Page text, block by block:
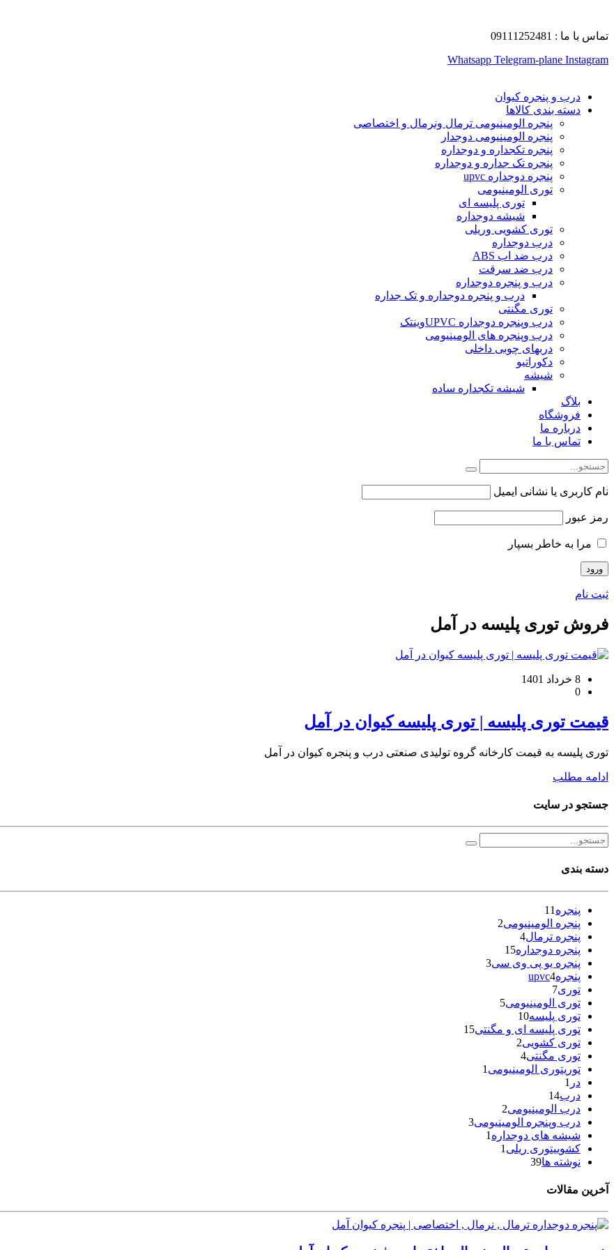
تماس با ما : 09111252481
Whatsapp Telegram-plane Instagram
درب و پنجره کیوان
دسته بندی کالاها
پنجره الومینیومی ترمال ونرمال و اختصاصی
پنجره الومینیومی دوجدار
پنجره تکجداره و دوجداره
پنجره تک جداره و دوجداره
پنجره دوجداره upvc
توری الومینیومی
توری پلیسه ای
شیشه دوجداره
توری کشویی وریلی
درب دوجداره
درب ضد اب ABS
درب ضد سرقت
درب و پنجره دوجداره
درب و پنجره دوجداره و تک جداره
توری مگنتی
درب وپنجره دوجداره UPVCوینتک
درب وپنجره های الومینیومی
دربهای چوبی داخلی
دکوراتیو
شیشه
شیشه تکجداره ساده
بلاگ
فروشگاه
درباره ما
تماس با ما
نام کاربری یا نشانی ایمیل
رمز عبور
مرا به خاطر بسپار
ثبت نام
فروش توری پلیسه در آمل
8 خرداد 1401
0
قیمت توری پلیسه | توری پلیسه کیوان در آمل
توری پلیسه به قیمت کارخانه گروه تولیدی صنعتی درب و پنجره کیوان در آمل
ادامه مطلب
جستجو در سایت
دسته بندی
پنجره 11
پنجره الومینیومی2
پنجره ترمال4
پنجره دوجداره15
پنجره یو پی وی سی3
پنجرهupvc4
توری7
توری الومینیومی5
توری پلیسه10
توری پلیسه ای و مگنتی15
توری کشویی2
توری مگنتی4
توریتوری الومینیومی 1
در 1
درب14
درب الومینیومی2
درب وپنجره الومینیومی3
شیشه های دوجداره 1
کشوییتوری ریلی 1
نوشته ها39
آخرین مقالات